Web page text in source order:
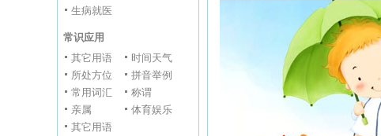
生病就医
常识应用
其它用语
时间天气
所处方位
拼音举例
常用词汇
称谓
亲属
体育娱乐
其它用语